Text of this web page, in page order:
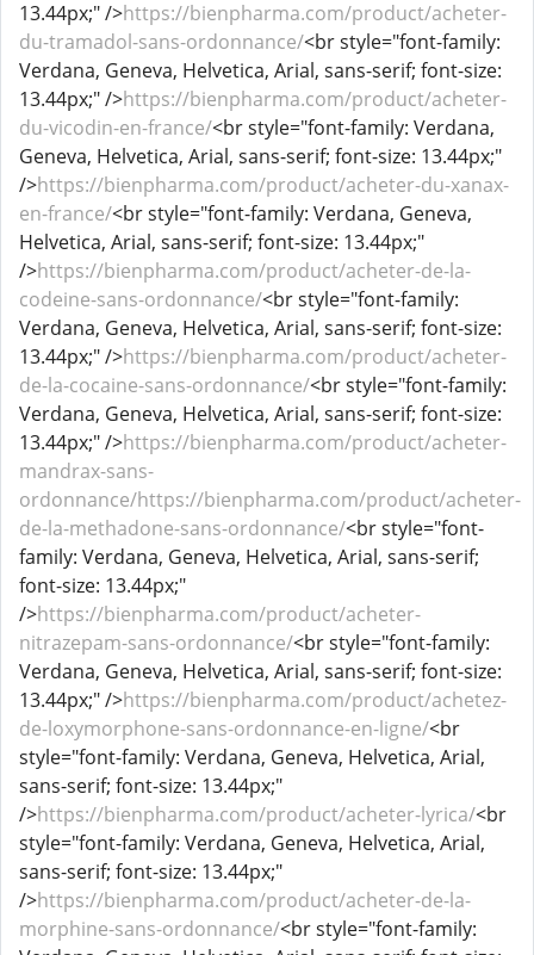
13.44px;" />https://bienpharma.com/product/acheter-
du-tramadol-sans-ordonnance/<br style="font-family:
Verdana, Geneva, Helvetica, Arial, sans-serif; font-size:
13.44px;" />https://bienpharma.com/product/acheter-
du-vicodin-en-france/<br style="font-family: Verdana,
Geneva, Helvetica, Arial, sans-serif; font-size: 13.44px;"
/>https://bienpharma.com/product/acheter-du-xanax-
en-france/<br style="font-family: Verdana, Geneva,
Helvetica, Arial, sans-serif; font-size: 13.44px;"
/>https://bienpharma.com/product/acheter-de-la-
codeine-sans-ordonnance/<br style="font-family:
Verdana, Geneva, Helvetica, Arial, sans-serif; font-size:
13.44px;" />https://bienpharma.com/product/acheter-
de-la-cocaine-sans-ordonnance/<br style="font-family:
Verdana, Geneva, Helvetica, Arial, sans-serif; font-size:
13.44px;" />https://bienpharma.com/product/acheter-
mandrax-sans-
ordonnance/https://bienpharma.com/product/acheter-
de-la-methadone-sans-ordonnance/<br style="font-
family: Verdana, Geneva, Helvetica, Arial, sans-serif;
font-size: 13.44px;"
/>https://bienpharma.com/product/acheter-
nitrazepam-sans-ordonnance/<br style="font-family:
Verdana, Geneva, Helvetica, Arial, sans-serif; font-size:
13.44px;" />https://bienpharma.com/product/achetez-
de-loxymorphone-sans-ordonnance-en-ligne/<br
style="font-family: Verdana, Geneva, Helvetica, Arial,
sans-serif; font-size: 13.44px;"
/>https://bienpharma.com/product/acheter-lyrica/<br
style="font-family: Verdana, Geneva, Helvetica, Arial,
sans-serif; font-size: 13.44px;"
/>https://bienpharma.com/product/acheter-de-la-
morphine-sans-ordonnance/<br style="font-family: